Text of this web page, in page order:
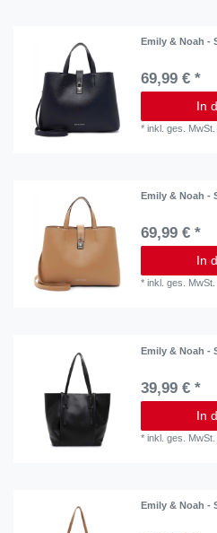
Emily & Noah -
69,99 € *
In
*inkl. ges. MwSt.
Emily & Noah -
69,99 € *
In
*inkl. ges. MwSt.
Emily & Noah -
39,99 € *
In
*inkl. ges. MwSt.
Emily & Noah -